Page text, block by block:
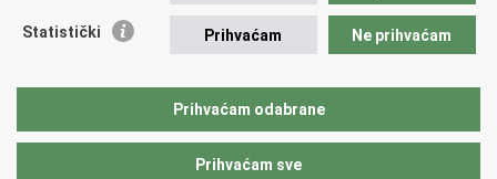
Javna nabava u MVEP-u
Nadzor rada i unutarnja revizija službe vanjskih poslova
Statistički Prihvaćam Ne prihvaćam
Prihvaćam odabrane
Prihvaćam sve